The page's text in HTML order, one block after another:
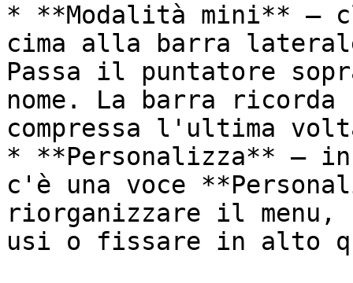
* **Modalità mini**
cima alla barra
Passa il puntatore
nome. La barra
compressa l'ultima
* **Personalizza** —
c'è una voce
riorganizzare il menu,
usi o fissare in alto